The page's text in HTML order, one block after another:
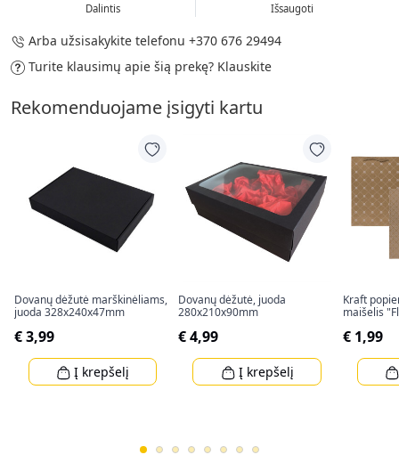
Dalintis Išsaugoti
Arba užsisakykite telefonu +370 676 29494
Turite klausimų apie šią prekę? Klauskite
Rekomenduojame įsigyti kartu
Dovanų dėžutė marškinėliams,
juoda 328x240x47mm
€ 3,99
Į krepšelį
Dovanų dėžutė, juoda
280x210x90mm
€ 4,99
Į krepšelį
Kraft
maišelis
€ 1,99